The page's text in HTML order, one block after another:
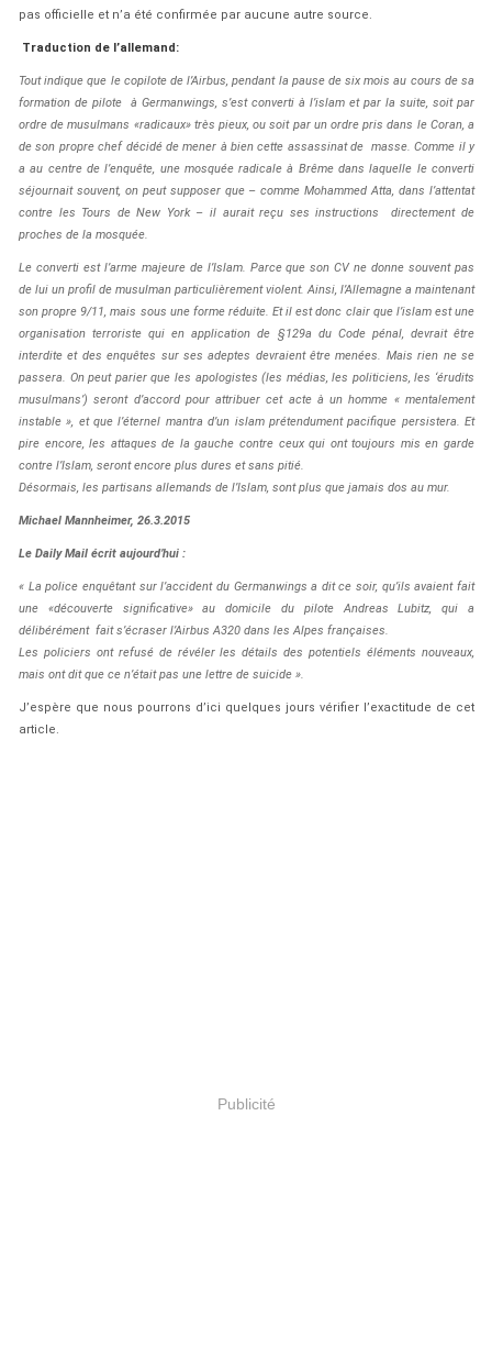
pas officielle et n’a été confirmée par aucune autre source.
Traduction de l’allemand:
Tout indique que le copilote de l’Airbus, pendant la pause de six mois au cours de sa
formation de pilote à Germanwings, s’est converti à l’islam et par la suite, soit par
ordre de musulmans «radicaux» très pieux, ou soit par un ordre pris dans le Coran, a
de son propre chef décidé de mener à bien cette assassinat de masse. Comme il y
a au centre de l’enquête, une mosquée radicale à Brême dans laquelle le converti
séjournait souvent, on peut supposer que – comme Mohammed Atta, dans l’attentat
contre les Tours de New York – il aurait reçu ses instructions directement de
proches de la mosquée.
Le converti est l’arme majeure de l’Islam. Parce que son CV ne donne souvent pas
de lui un profil de musulman particulièrement violent. Ainsi, l’Allemagne a maintenant
son propre 9/11, mais sous une forme réduite. Et il est donc clair que l’islam est une
organisation terroriste qui en application de §129a du Code pénal, devrait être
interdite et des enquêtes sur ses adeptes devraient être menées. Mais rien ne se
passera. On peut parier que les apologistes (les médias, les politiciens, les ‘érudits
musulmans’) seront d’accord pour attribuer cet acte à un homme « mentalement
instable », et que l’éternel mantra d’un islam prétendument pacifique persistera. Et
pire encore, les attaques de la gauche contre ceux qui ont toujours mis en garde
contre l’Islam, seront encore plus dures et sans pitié.
Désormais, les partisans allemands de l’Islam, sont plus que jamais dos au mur.
Michael Mannheimer, 26.3.2015
Le Daily Mail écrit aujourd’hui :
« La police enquêtant sur l’accident du Germanwings a dit ce soir, qu’ils avaient fait
une «découverte significative» au domicile du pilote Andreas Lubitz, qui a
délibérément fait s’écraser l’Airbus A320 dans les Alpes françaises.
Les policiers ont refusé de révéler les détails des potentiels éléments nouveaux,
mais ont dit que ce n’était pas une lettre de suicide ».
J’espère que nous pourrons d’ici quelques jours vérifier l’exactitude de cet
article.
Publicité